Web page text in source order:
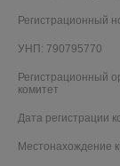
Регистрационный
УНП: 790795770
Регистрационный
комитет
Дата регистрации
Местонахождение